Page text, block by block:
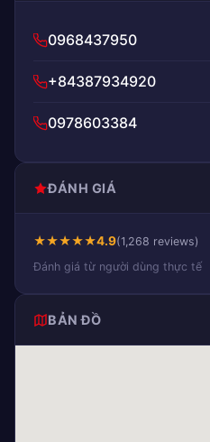
0968437950
+84387934920
0978603384
ĐÁNH GIÁ
★★★★★4.9(1,268 reviews)
Đánh giá từ người dùng thực tế
BẢN ĐỒ